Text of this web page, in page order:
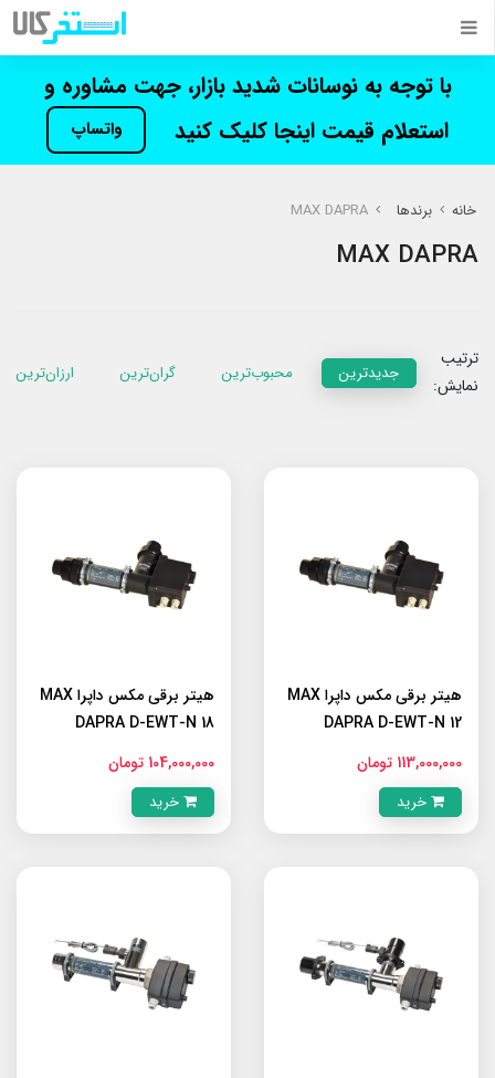
با توجه به نوسانات شدید بازار، جهت مشاوره و
استعلام قیمت اینجا کلیک کنید
واتساپ
خانه برندها MAX DAPRA
MAX DAPRA
ترتیب
نمایش:
جدیدترین محبوب‌ترین گران‌ترین ارزان‌ترین
هیتر برقی مکس داپرا MAX
DAPRA D-EWT-N 12
113,000,000 تومان
خرید
هیتر برقی مکس داپرا MAX
DAPRA D-EWT-N 18
104,000,000 تومان
خرید